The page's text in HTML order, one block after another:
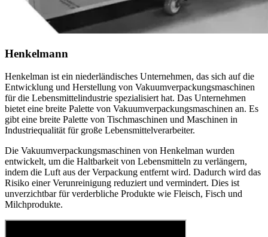
Henkelmann
Henkelman ist ein niederländisches Unternehmen, das sich auf die
Entwicklung und Herstellung von Vakuumverpackungsmaschinen
für die Lebensmittelindustrie spezialisiert hat. Das Unternehmen
bietet eine breite Palette von Vakuumverpackungsmaschinen an. Es
gibt eine breite Palette von Tischmaschinen und Maschinen in
Industriequalität für große Lebensmittelverarbeiter.
Die Vakuumverpackungsmaschinen von Henkelman wurden
entwickelt, um die Haltbarkeit von Lebensmitteln zu verlängern,
indem die Luft aus der Verpackung entfernt wird. Dadurch wird das
Risiko einer Verunreinigung reduziert und vermindert. Dies ist
unverzichtbar für verderbliche Produkte wie Fleisch, Fisch und
Milchprodukte.